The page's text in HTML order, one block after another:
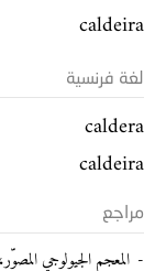
caldeira
لغة فرنسية
caldera
caldeira
مراجع
المعجم الجيولوجي